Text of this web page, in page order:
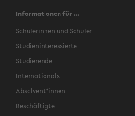
Informationen für ...
Schülerinnen und Schüler
Studieninteressierte
Studierende
Internationals
Absolvent*innen
Beschäftigte